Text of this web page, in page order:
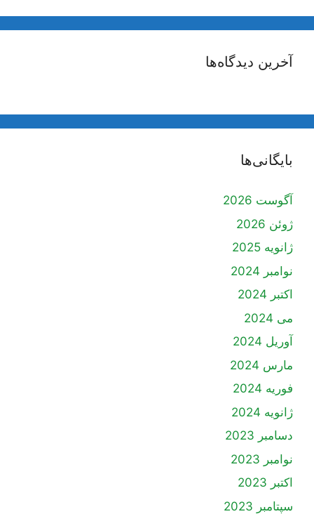
آخرین دیدگاه‌ها
بایگانی‌ها
آگوست 2026
ژوئن 2026
ژانویه 2025
نوامبر 2024
اکتبر 2024
می 2024
آوریل 2024
مارس 2024
فوریه 2024
ژانویه 2024
دسامبر 2023
نوامبر 2023
اکتبر 2023
سپتامبر 2023